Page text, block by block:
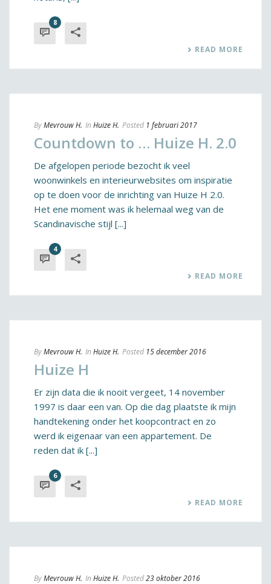
8
READ MORE
ByMevrouw H. In Huize H. Posted 1 februari 2017
Countdown to … Huize H. 2.0
De afgelopen periode bezocht ik veel
woonwinkels en interieurwebsites om inspiratie
op te doen voor de inrichting van Huize H 2.0.
Het ene moment was ik helemaal weg van de
Scandinavische stijl [...]
4
READ MORE
ByMevrouw H. In Huize H. Posted 15 december 2016
Huize H
Er zijn data die ik nooit vergeet, 14 november
1997 is daar een van. Op die dag plaatste ik mijn
handtekening onder het koopcontract en zo
werd ik eigenaar van een appartement. De
reden dat ik [...]
6
READ MORE
ByMevrouw H. In Huize H. Posted23 oktober 2016